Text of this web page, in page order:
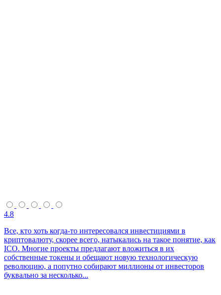
4.8
Все, кто хоть когда-то интересовался инвестициями в
криптовалюту, скорее всего, натыкались на такое понятие, как
ICO. Многие проекты предлагают вложиться в их
собственные токены и обещают новую технологическую
революцию, а попутно собирают миллионы от инвесторов
буквально за несколько...